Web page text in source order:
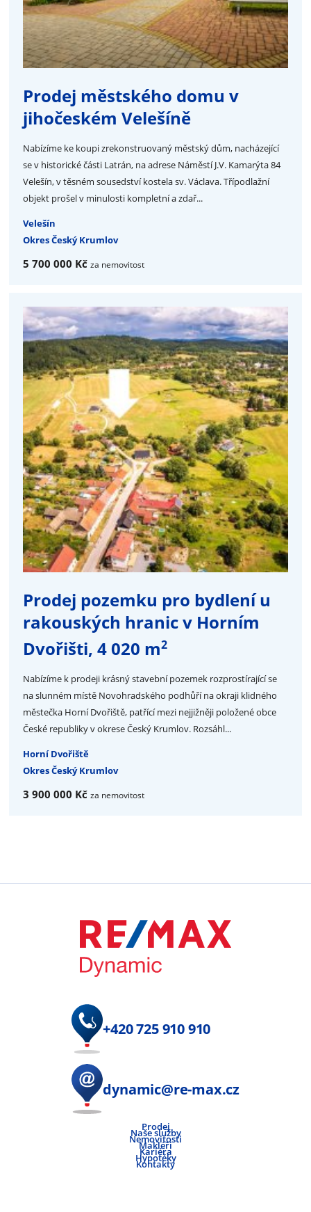
Prodej městského domu v
jihočeském Velešíně
Nabízíme ke koupi zrekonstruovaný městský dům, nacházející
se v historické části Latrán, na adrese Náměstí J.V. Kamarýta 84
Velešín, v těsném sousedství kostela sv. Václava. Třípodlažní
objekt prošel v minulosti kompletní a zdař...
Velešín
Okres Český Krumlov
5 700 000 Kč za nemovitost
Prodej pozemku pro bydlení u
rakouských hranic v Horním
Dvořišti, 4 020 m2
Nabízíme k prodeji krásný stavební pozemek rozprostírající se
na slunném místě Novohradského podhůří na okraji klidného
městečka Horní Dvořiště, patřící mezi nejjižněji položené obce
České republiky v okrese Český Krumlov. Rozsáhl...
Horní Dvořiště
Okres Český Krumlov
3 900 000 Kč za nemovitost
+420 725 910 910
dynamic@re-max.cz
Prodej
Naše služby
Nemovitosti
Makléři
Kariéra
Hypotéky
Kontakty